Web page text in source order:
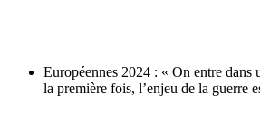
Européennes 2024 : « On entre dans
la première fois, l’enjeu de la guerre